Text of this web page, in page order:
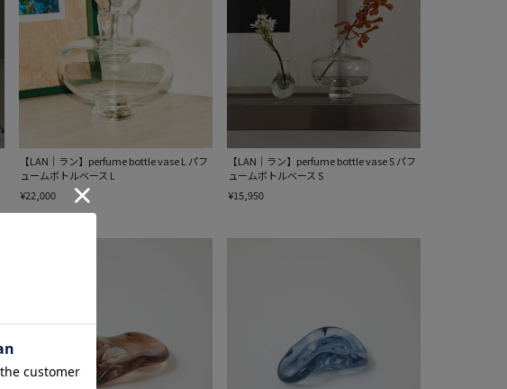
【LAN｜ラン】perfume bottle vase L パフ
ュームボトルベース L
¥22,000
【LAN｜ラン】perfume bottle vase S パフ
ュームボトルベース S
¥15,950